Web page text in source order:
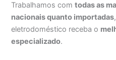
Trabalhamos comtodas as
nacionais quanto importadas
eletrodoméstico receba o
especializado.